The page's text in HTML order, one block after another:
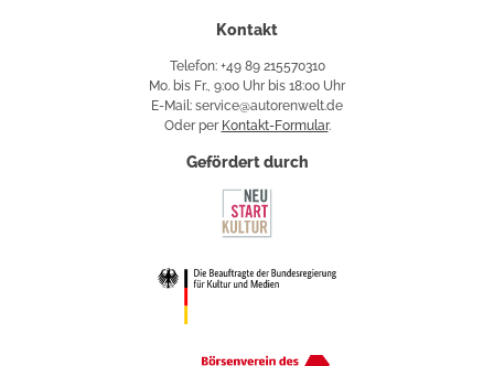
Kontakt
Telefon: +49 89 215570310
Mo. bis Fr., 9:00 Uhr bis 18:00 Uhr
E-Mail: service@autorenwelt.de
Oder per Kontakt-Formular.
Gefördert durch